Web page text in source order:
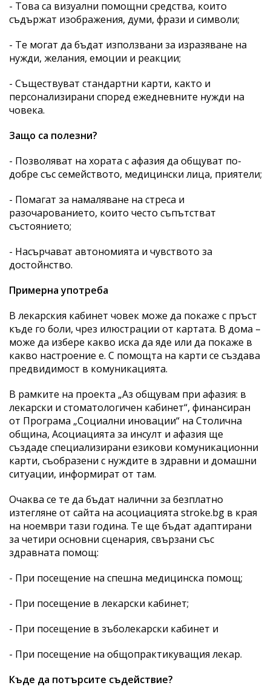
- Това са визуални помощни средства, които
съдържат изображения, думи, фрази и символи;
- Те могат да бъдат използвани за изразяване на
нужди, желания, емоции и реакции;
- Съществуват стандартни карти, както и
персонализирани според ежедневните нужди на
човека.
Защо са полезни?
- Позволяват на хората с афазия да общуват по-
добре със семейството, медицински лица, приятели;
- Помагат за намаляване на стреса и
разочарованието, които често съпътстват
състоянието;
- Насърчават автономията и чувството за
достойнство.
Примерна употреба
В лекарския кабинет човек може да покаже с пръст
къде го боли, чрез илюстрации от картата. В дома –
може да избере какво иска да яде или да покаже в
какво настроение е. С помощта на карти се създава
предвидимост в комуникацията.
В рамките на проекта „Аз общувам при афазия: в
лекарски и стоматологичен кабинет“, финансиран
от Програма „Социални иновации“ на Столична
община, Асоциацията за инсулт и афазия ще
създаде специализирани езикови комуникационни
карти, съобразени с нуждите в здравни и домашни
ситуации, информират от там.
Очаква се те да бъдат налични за безплатно
изтегляне от сайта на асоциацията stroke.bg в края
на ноември тази година. Те ще бъдат адаптирани
за четири основни сценария, свързани със
здравната помощ:
- При посещение на спешна медицинска помощ;
- При посещение в лекарски кабинет;
- При посещение в зъболекарски кабинет и
- При посещение на общопрактикуващия лекар.
Къде да потърсите съдействие?